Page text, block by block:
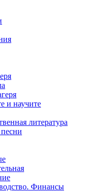
и научите
литература
Финансы